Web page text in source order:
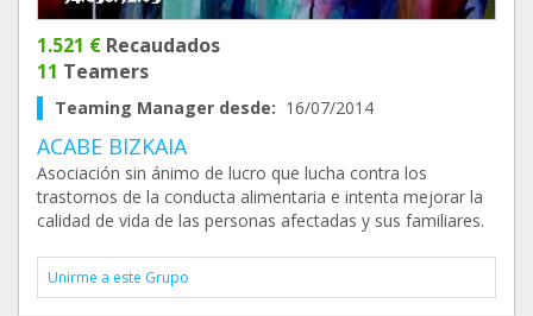
1.521 € Recaudados
11 Teamers
Teaming Manager desde: 16/07/2014
ACABE BIZKAIA
Asociación sin ánimo de lucro que lucha contra los
trastornos de la conducta alimentaria e intenta mejorar la
calidad de vida de las personas afectadas y sus familiares.
Unirme a este Grupo